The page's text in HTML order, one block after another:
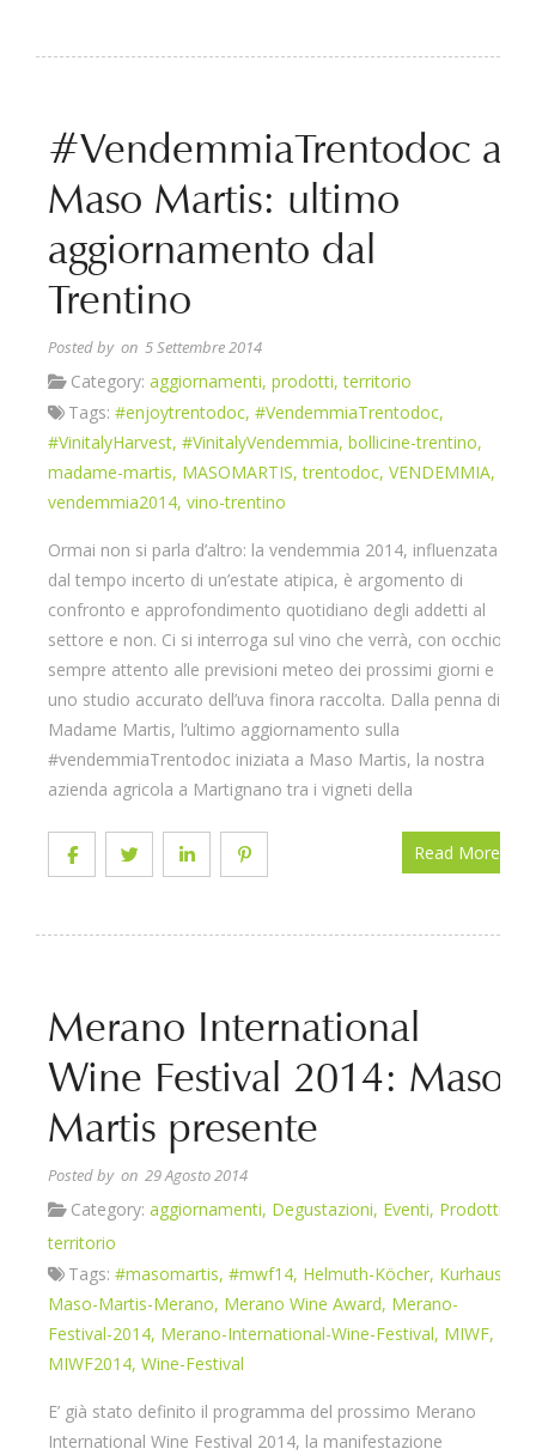
#VendemmiaTrentodoc a
Maso Martis: ultimo
aggiornamento dal
Trentino
Posted by on 5 Settembre 2014
Category: aggiornamenti, prodotti,territorio
Tags: #enjoytrentodoc, #VendemmiaTrentodoc,
#VinitalyHarvest, #VinitalyVendemmia, bollicine-trentino,
madame-martis, MASOMARTIS,trentodoc, VENDEMMIA,
vendemmia2014, vino-trentino
Ormai non si parla d’altro: la vendemmia 2014, influenzata
dal tempo incerto di un’estate atipica, è argomento di
confronto e approfondimento quotidiano degli addetti al
settore e non. Ci si interroga sul vino che verrà, con occhio
sempre attento alle previsioni meteo dei prossimi giorni e
uno studio accurato dell’uva finora raccolta. Dalla penna di
Madame Martis, l’ultimo aggiornamento sulla
#vendemmiaTrentodoc iniziata a Maso Martis, la nostra
azienda agricola a Martignano tra i vigneti della
Read More
Merano International
Wine Festival 2014: Maso
Martis presente
Posted by on 29 Agosto 2014
Category: aggiornamenti, Degustazioni, Eventi, Prodotti
territorio
Tags: #masomartis, #mwf14, Helmuth-Köcher, Kurhaus
Maso-Martis-Merano, Merano Wine Award, Merano-
Festival-2014, Merano-International-Wine-Festival, MIWF,
MIWF2014, Wine-Festival
E’ già stato definito il programma del prossimo Merano
International Wine Festival 2014, la manifestazione